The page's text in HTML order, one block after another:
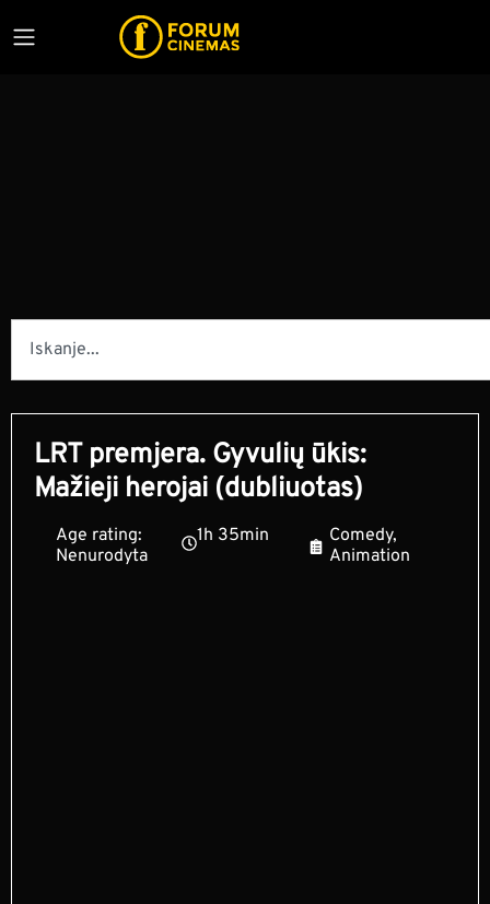
LRT premjera. Gyvulių ūkis:
Mažieji herojai (dubliuotas)
Age rating:
Nenurodyta
1h 35min
Comedy,
Animation